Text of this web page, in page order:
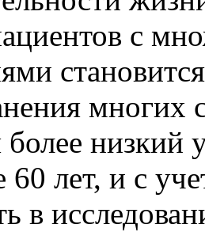
с
более низкий
лет, и с
в